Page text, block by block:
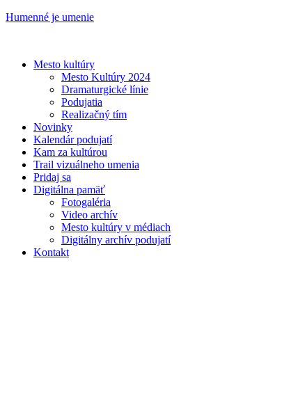
Humenné je umenie
Mesto kultúry
Mesto Kultúry 2024
Dramaturgické línie
Podujatia
Realizačný tím
Novinky
Kalendár podujatí
Kam za kultúrou
Trail vizuálneho umenia
Pridaj sa
Digitálna pamäť
Fotogaléria
Video archív
Mesto kultúry v médiach
Digitálny archív podujatí
Kontakt